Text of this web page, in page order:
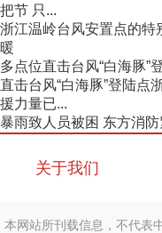
把节 只...
浙江温岭台风安置点的特
暖
多点位直击台风“白海豚”
直击台风“白海豚”登陆点
援力量已...
暴雨致人员被困 东方消
关于我们
本网站所刊载信息，不代表